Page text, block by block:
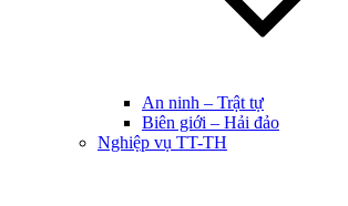
An ninh – Trật tự
Biên giới – Hải đảo
Nghiệp vụ TT-TH